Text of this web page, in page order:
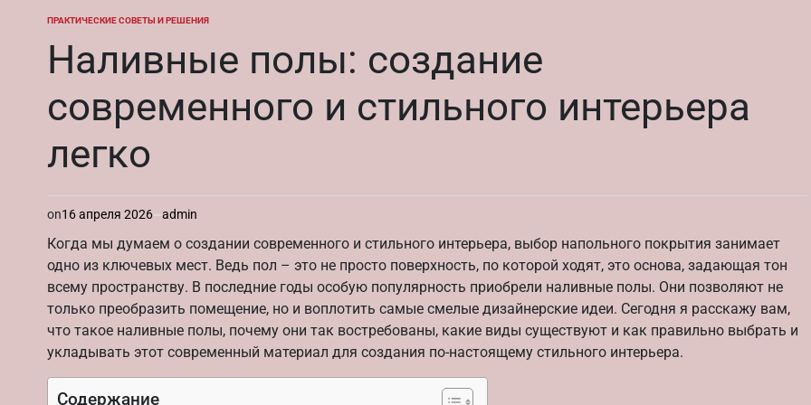
ОПУБЛИКОВАНО
ПРАКТИЧЕСКИЕ СОВЕТЫ И РЕШЕНИЯ
Наливные полы: создание
современного и стильного интерьера
легко
on16 апреля 2026 admin
Когда мы думаем о создании современного и стильного интерьера, выбор напольного покрытия занимает
одно из ключевых мест. Ведь пол – это не просто поверхность, по которой ходят, это основа, задающая тон
всему пространству. В последние годы особую популярность приобрели наливные полы. Они позволяют не
только преобразить помещение, но и воплотить самые смелые дизайнерские идеи. Сегодня я расскажу вам,
что такое наливные полы, почему они так востребованы, какие виды существуют и как правильно выбрать и
укладывать этот современный материал для создания по-настоящему стильного интерьера.
Содержание